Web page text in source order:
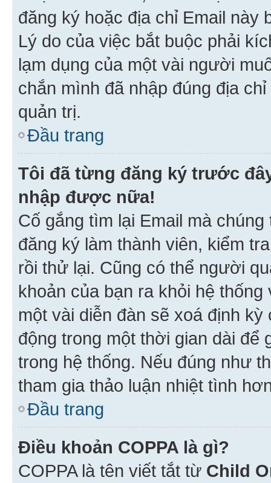
đăng ký hoặc địa chỉ Email này
Lý do của việc bắt buộc phải
lạm dụng của một vài người
chắn mình đã nhập đúng địa
quản trị.
Đầu trang
Tôi đã từng đăng ký trước
nhập được nữa!
Cố gắng tìm lại Email mà
đăng ký làm thành viên, kiểm
rồi thử lại. Cũng có thể người
khoản của bạn ra khỏi hệ
một vài diễn đàn sẽ xoá định
động trong một thời gian dài
trong hệ thống. Nếu đúng như
tham gia thảo luận nhiệt tình
Đầu trang
Điều khoản COPPA là gì?
COPPA là tên viết tắt từ Child